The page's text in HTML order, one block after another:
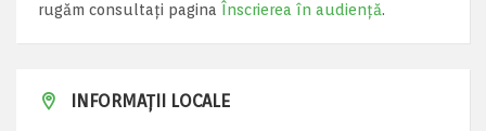
rugăm consultați pagina Înscrierea în audiență.
INFORMAȚII LOCALE